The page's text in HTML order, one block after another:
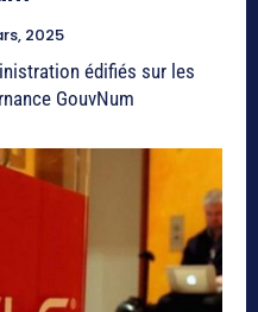
2025
édifiés sur les
GouvNum